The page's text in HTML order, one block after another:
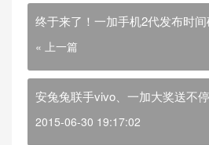
终于来了！一加手机2代发布时
« 上一篇
安兔兔联手vivo、一加大奖送不停
2015-06-30 19:17:02